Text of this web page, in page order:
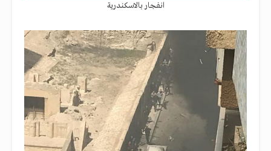
انفجار بالاسكندرية